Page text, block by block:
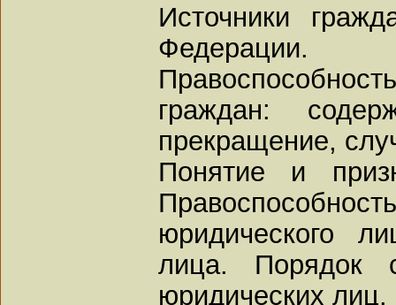
Источники
Федерации.
граждан:
прекращение,
Понятие и
юридического
лица. Порядок
юридических лиц.